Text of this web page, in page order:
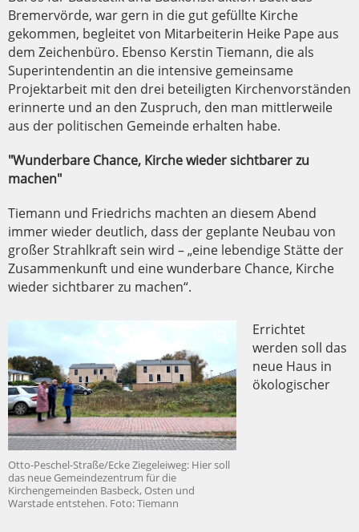
Bremervörde, war gern in die gut gefüllte Kirche
gekommen, begleitet von Mitarbeiterin Heike Pape aus
dem Zeichenbüro. Ebenso Kerstin Tiemann, die als
Superintendentin an die intensive gemeinsame
Projektarbeit mit den drei beteiligten Kirchenvorständen
erinnerte und an den Zuspruch, den man mittlerweile
aus der politischen Gemeinde erhalten habe.
"Wunderbare Chance, Kirche wieder sichtbarer zu
machen"
Tiemann und Friedrichs machten an diesem Abend
immer wieder deutlich, dass der geplante Neubau von
großer Strahlkraft sein wird – „eine lebendige Stätte der
Zusammenkunft und eine wunderbare Chance, Kirche
wieder sichtbarer zu machen“.
Otto-Peschel-Straße/Ecke Ziegeleiweg: Hier soll
das neue Gemeindezentrum für die
Kirchengemeinden Basbeck, Osten und
Warstade entstehen. Foto: Tiemann
Errichtet
werden soll das
neue Haus in
ökologischer